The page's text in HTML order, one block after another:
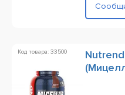
Код товара: 33500